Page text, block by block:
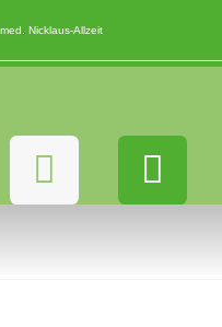
Nicklaus-Allzeit